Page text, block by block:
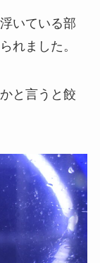
いている部
れました。
と言うと餃